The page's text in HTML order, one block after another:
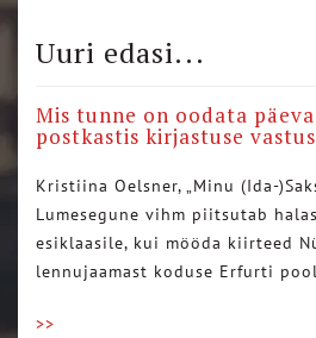
Uuri edasi...
Mis tunne on oodata
postkastis kirjastuse
Kristiina Oelsner, „Minu (Ida-
Lumesegune vihm piitsutab
esiklaasile, kui mööda kiirteed
lennujaamast koduse Erfurti
>>